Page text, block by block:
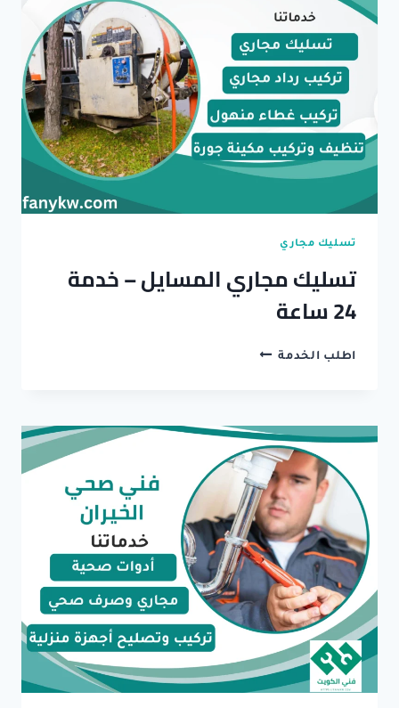
وسباك
خبير
تسليك مجاري
تسليك مجاري المسايل – خدمة
24 ساعة
اطلب الخدمةتسليك
خدمة
24
ساعة